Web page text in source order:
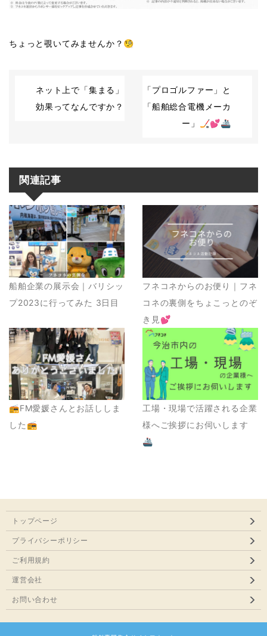
ちょっと覗いてみませんか？🧐
ネット上で「集まる」
効果ってなんですか？
「プロゴルファー」と
「船舶総合電機メーカ
ー」🏒💕🚢
関連記事
船舶企業の展示会｜バリシッ
プ2023に行ってみた 3日目
フネコネからのお便り｜フネ
コネの裏側をちょこっとのぞ
き見💕
📻FM愛媛さんとお話ししま
した📻
工場・現場で活躍される企業
様へご挨拶にお伺いします
🚢
トップページ
プライバシーポリシー
ご利用規約
運営会社
お問い合わせ